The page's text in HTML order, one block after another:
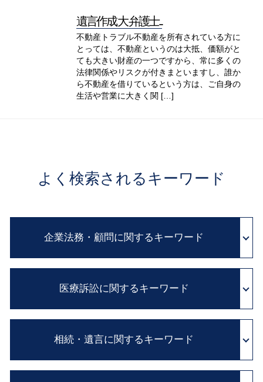
遺言作成 大 弁護士...
不動産トラブル不動産を所有されている方に
とっては、不動産というのは大抵、価額がと
ても大きい財産の一つですから、常に多くの
法律関係やリスクが付きまといますし、誰か
ら不動産を借りているという方は、ご自身の
生活や営業に大きく関 […]
よく検索されるキーワード
企業法務・顧問に関するキーワード
民法改正 業務委託 契約書 見直し
契約書 雛形
企業間 紛争
予防法務 とは
医療訴訟に関するキーワード
病院 カルテ 開示
証拠 保全
相続・遺言に関するキーワード